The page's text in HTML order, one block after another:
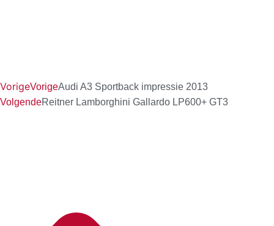
VorigeVorigeAudi A3 Sportback impressie 2013
VolgendeReitner Lamborghini Gallardo LP600+ GT3